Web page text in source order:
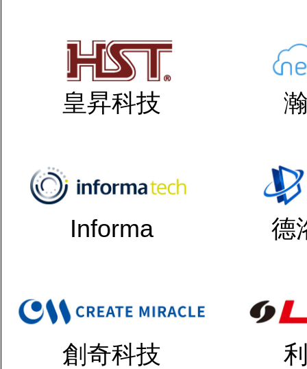
皇昇科技
Informa 德
創奇科技